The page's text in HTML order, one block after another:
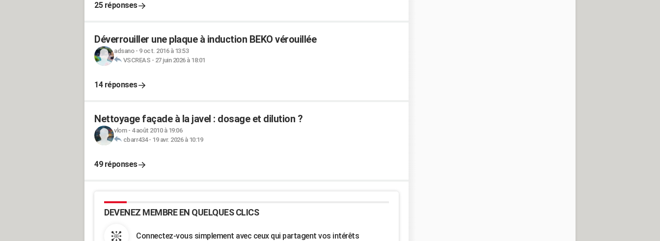
25 réponses
Déverrouiller une plaque à induction BEKO vérouillée
adsano- 9 oct. 2016 à 13:53
VSCREAS - 27 juin 2026 à 18:01
14 réponses
Nettoyage façade à la javel : dosage et dilution ?
vlom- 4 août 2010 à 19:06
cbarr434- 19 avr. 2026 à 10:19
49 réponses
DEVENEZ MEMBRE EN QUELQUES CLICS
Connectez-vous simplement avec ceux qui partagent vos intérêts